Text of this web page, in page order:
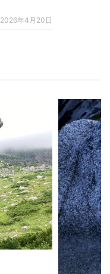
2026年4月20日